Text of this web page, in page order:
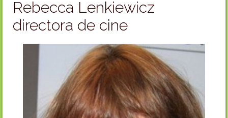
Rebecca Lenkiewicz
directora de cine